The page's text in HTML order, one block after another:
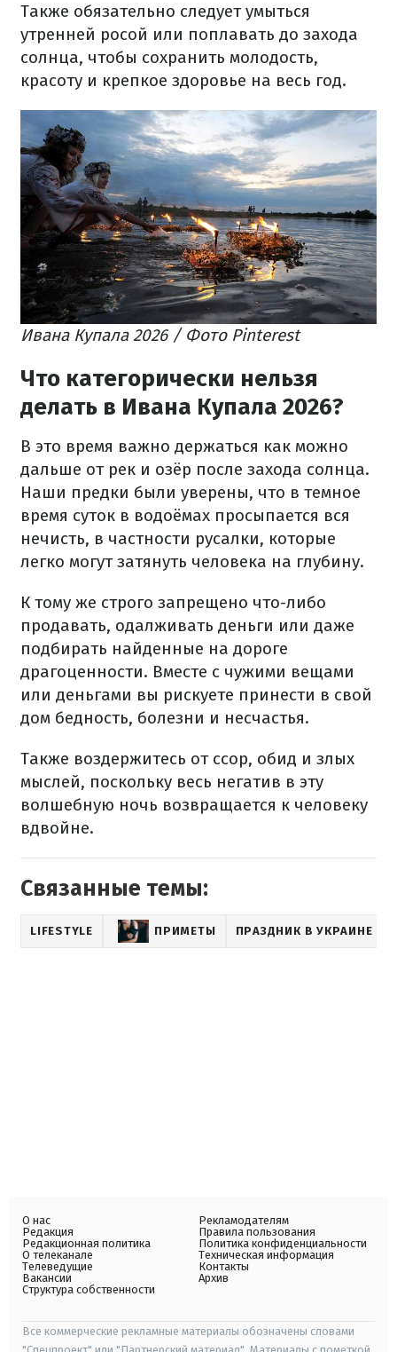
Также обязательно следует умыться
утренней росой или поплавать до захода
солнца, чтобы сохранить молодость,
красоту и крепкое здоровье на весь год.
Ивана Купала 2026 / Фото Pinterest
Что категорически нельзя
делать в Ивана Купала 2026?
В это время важно держаться как можно
дальше от рек и озёр после захода солнца.
Наши предки были уверены, что в темное
время суток в водоёмах просыпается вся
нечисть, в частности русалки, которые
легко могут затянуть человека на глубину.
К тому же строго запрещено что-либо
продавать, одалживать деньги или даже
подбирать найденные на дороге
драгоценности. Вместе с чужими вещами
или деньгами вы рискуете принести в свой
дом бедность, болезни и несчастья.
Также воздержитесь от ссор, обид и злых
мыслей, поскольку весь негатив в эту
волшебную ночь возвращается к человеку
вдвойне.
Связанные темы:
LIFESTYLE ПРИМЕТЫ ПРАЗДНИК В УКРАИНЕ
О нас
Редакция
Редакционная политика
О телеканале
Телеведущие
Вакансии
Структура собственности
Рекламодателям
Правила пользования
Политика конфиденциальности
Техническая информация
Контакты
Архив
Все коммерческие рекламные материалы обозначены словами